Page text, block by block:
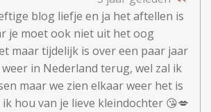
blog liefje en ja het aftellen is
je moet ook niet uit het oog
maar tijdelijk is over een paar jaar
in Nederland terug, wel zal ik
maar we zien elkaar weer het is
hou van je lieve kleindochter 😘💋